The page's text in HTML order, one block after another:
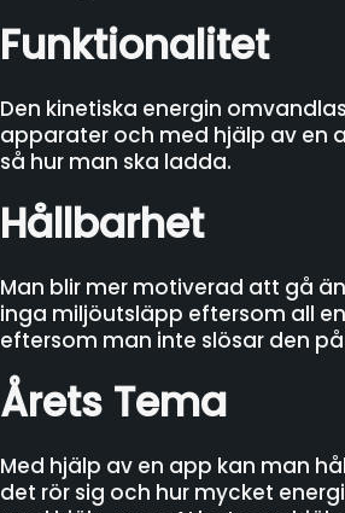
Funktionalitet
Den kinetiska energin
apparater och med hjälp av en
så hur man ska ladda.
Hållbarhet
Man blir mer motiverad att gå
inga miljöutsläpp eftersom all
eftersom man inte slösar den
Årets Tema
Med hjälp av en app kan man
det rör sig och hur mycket